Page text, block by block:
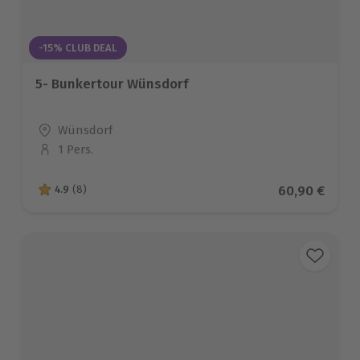
-15% CLUB DEAL
5- Bunkertour Wünsdorf
Standort
Wünsdorf
Anzahl der Teilnehmer
1 Pers.
4.9 von 5 Sternen basierend auf 8 Bewertungen
4.9 (8) Aktueller
60,90 €